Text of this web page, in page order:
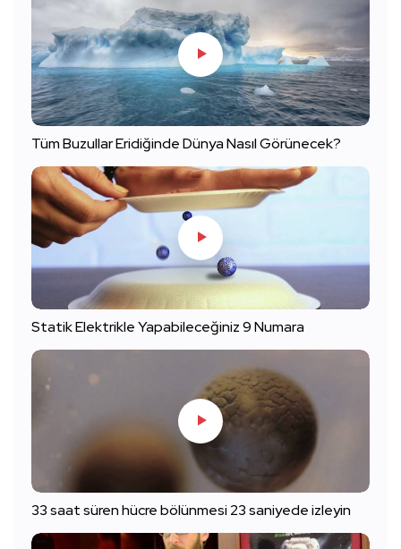
Tüm Buzullar Eridiğinde Dünya Nasıl Görünecek?
Statik Elektrikle Yapabileceğiniz 9 Numara
33 saat süren hücre bölünmesi 23 saniyede izleyin